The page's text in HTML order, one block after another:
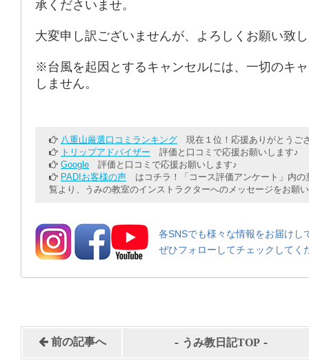
承くださいませ。
大変申し訳ございませんが、よろしくお願い致
※台風を起因とするキャンセルには、一切のキ
しません。
八重山厳選口コミランキング 現在１位！応援ありがとうご
トリップアドバイザー 評価と口コミで応援お願いします♪
Google 評価と口コミで応援お願いします♪
PADIお客様の声 はコチラ！「コース評価アンケート」内の
覧より、うみの教室のインストラクターへのメッセージをお願
各SNSでも様々な情報をお届けし
ぜひフォローしてチェックしてく
前の記事へ - うみ教日記TOP -